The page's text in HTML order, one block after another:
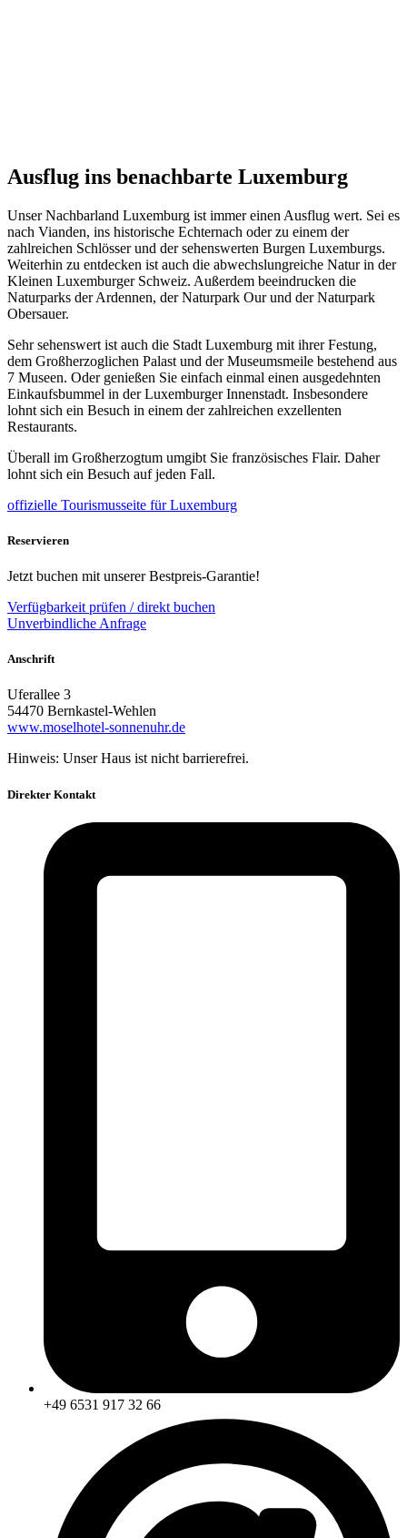
Ausflug ins benachbarte Luxemburg
Unser Nachbarland Luxemburg ist immer einen Ausflug wert. Sei es
nach Vianden, ins historische Echternach oder zu einem der
zahlreichen Schlösser und der sehenswerten Burgen Luxemburgs.
Weiterhin zu entdecken ist auch die abwechslungreiche Natur in der
Kleinen Luxemburger Schweiz. Außerdem beeindrucken die
Naturparks der Ardennen, der Naturpark Our und der Naturpark
Obersauer.
Sehr sehenswert ist auch die Stadt Luxemburg mit ihrer Festung,
dem Großherzoglichen Palast und der Museumsmeile bestehend aus
7 Museen. Oder genießen Sie einfach einmal einen ausgedehnten
Einkaufsbummel in der Luxemburger Innenstadt. Insbesondere
lohnt sich ein Besuch in einem der zahlreichen exzellenten
Restaurants.
Überall im Großherzogtum umgibt Sie französisches Flair. Daher
lohnt sich ein Besuch auf jeden Fall.
offizielle Tourismusseite für Luxemburg
Reservieren
Jetzt buchen mit unserer Bestpreis-Garantie!
Verfügbarkeit prüfen / direkt buchen
Unverbindliche Anfrage
Anschrift
Uferallee 3
54470 Bernkastel-Wehlen
www.moselhotel-sonnenuhr.de
Hinweis: Unser Haus ist nicht barrierefrei.
Direkter Kontakt
+49 6531 917 32 66